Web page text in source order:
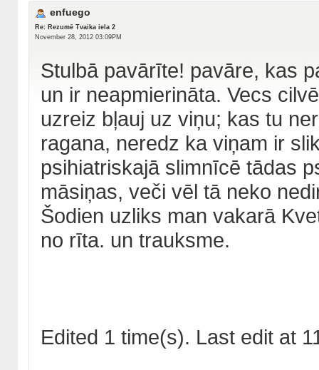
enfuego
Re: Rezumē Tvaika iela 2
November 28, 2012 03:09PM
Stulbā pavārīte! pavāre, kas
un ir neapmierināta. Vecs
uzreiz bļauj uz viņu; kas tu
ragana, neredz ka viņam ir
psihiatriskajā slimnīcē tādas
māsiņas, veči vēl tā neko
Šodien uzliks man vakarā
no rīta. un trauksme.
Edited 1 time(s). Last edit at